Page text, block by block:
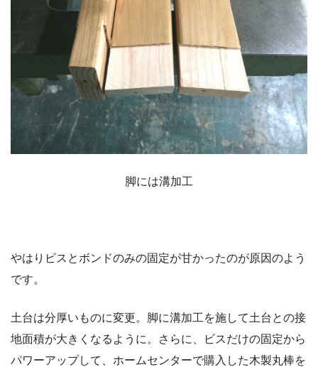
脚には溝加工
やはりビスとボンドのみの固定が甘かったのが原因のよう
です。
土台は分厚いものに変更。脚に溝加工を施して土台との接
地面積が大きくなるように。さらに、ビスだけの固定から
パワーアップして、ホームセンターで購入した木製丸棒を